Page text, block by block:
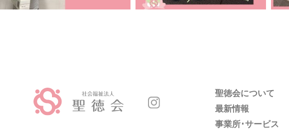
聖徳会について
最新情報
事業所･サービス